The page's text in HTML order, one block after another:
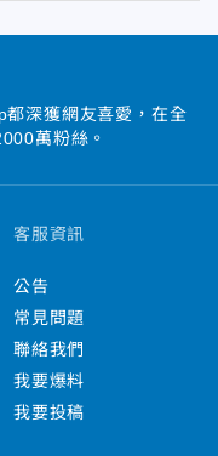
深獲網友喜愛，在全
萬粉絲。
客服資訊
公告
常見問題
聯絡我們
我要爆料
我要投稿